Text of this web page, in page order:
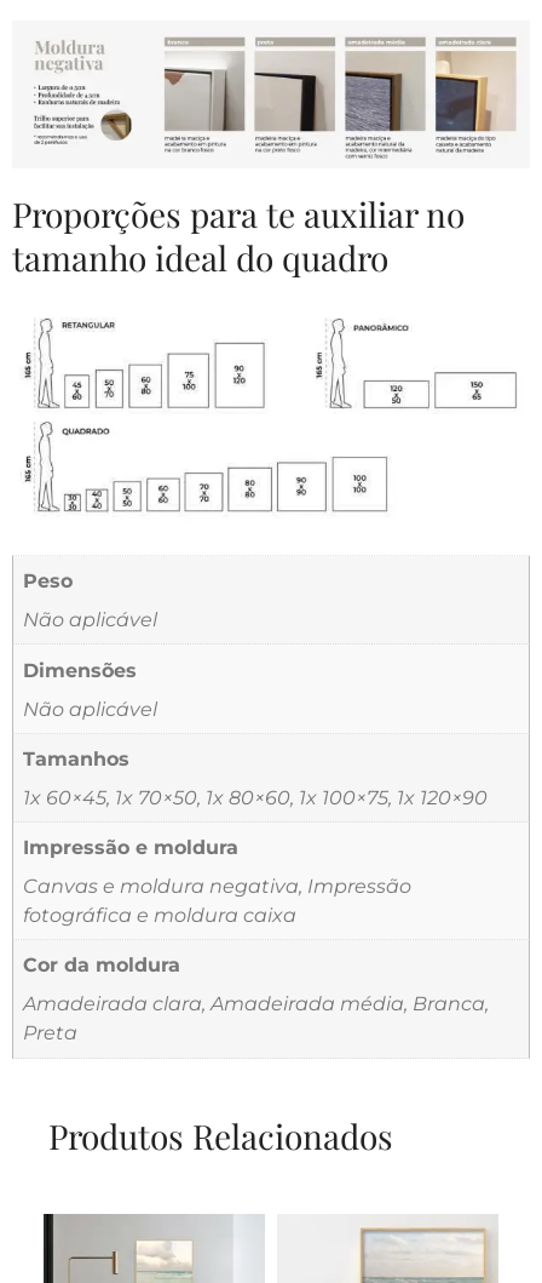
Proporções para te auxiliar no
tamanho ideal do quadro
Peso
Não aplicável
Dimensões
Não aplicável
Tamanhos
1x 60×45, 1x 70×50, 1x 80×60, 1x 100×75, 1x 120×90
Impressão e moldura
Canvas e moldura negativa, Impressão
fotográfica e moldura caixa
Cor da moldura
Amadeirada clara, Amadeirada média, Branca,
Preta
Produtos Relacionados